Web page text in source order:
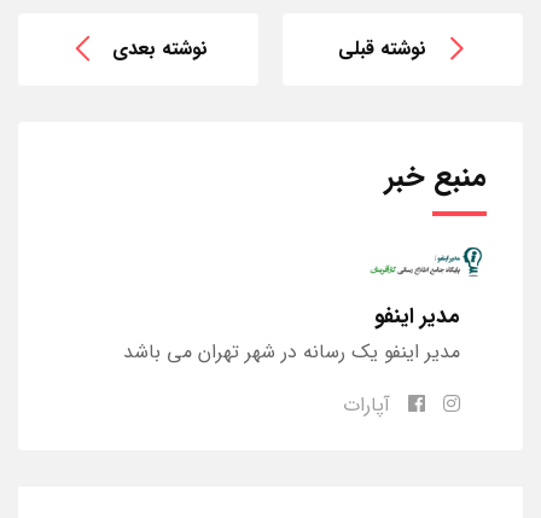
نوشته قبلی نوشته بعدی
منبع خبر
مدیر اینفو
مدیر اینفو یک رسانه در شهر تهران می باشد
آپارات